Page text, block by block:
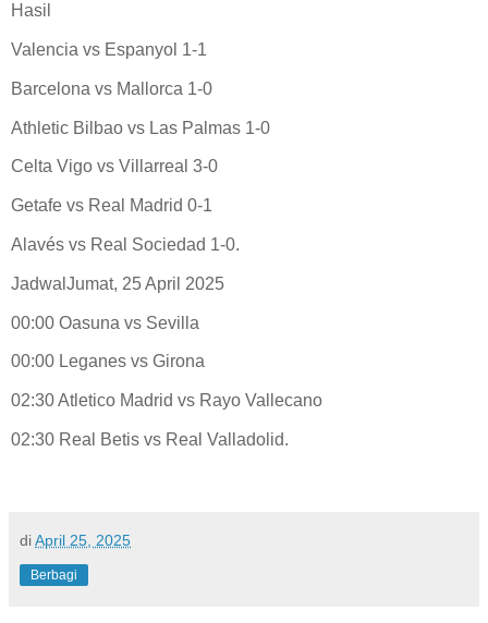
Hasil
Valencia vs Espanyol 1-1
Barcelona vs Mallorca 1-0
Athletic Bilbao vs Las Palmas 1-0
Celta Vigo vs Villarreal 3-0
Getafe vs Real Madrid 0-1
Alavés vs Real Sociedad 1-0.
JadwalJumat, 25 April 2025
00:00 Oasuna vs Sevilla
00:00 Leganes vs Girona
02:30 Atletico Madrid vs Rayo Vallecano
02:30 Real Betis vs Real Valladolid.
diApril 25, 2025
Berbagi